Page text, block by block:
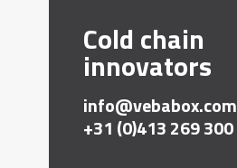
Cold chain
innovators
info@vebabox.com
+31 (0)413 269 300